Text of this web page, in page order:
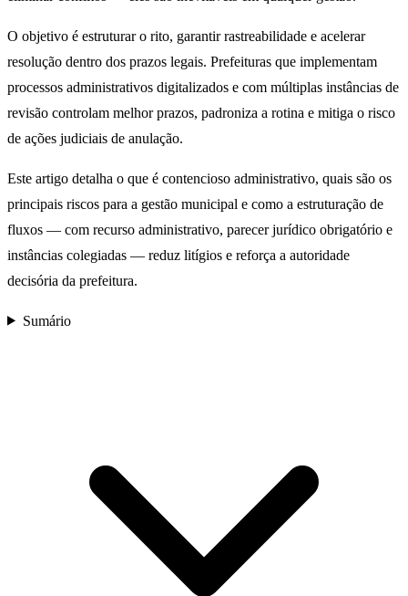
O objetivo é estruturar o rito, garantir rastreabilidade e acelerar
resolução dentro dos prazos legais. Prefeituras que implementam
processos administrativos digitalizados e com múltiplas instâncias de
revisão controlam melhor prazos, padroniza a rotina e mitiga o risco
de ações judiciais de anulação.
Este artigo detalha o que é contencioso administrativo, quais são os
principais riscos para a gestão municipal e como a estruturação de
fluxos — com recurso administrativo, parecer jurídico obrigatório e
instâncias colegiadas — reduz litígios e reforça a autoridade
decisória da prefeitura.
Sumário